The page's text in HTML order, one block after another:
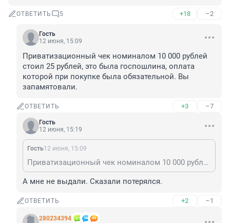
ОТВЕТИТЬ 5 +18 –2
Гость
12 июня, 15:09
Приватизационный чек номиналом 10 000 рублей
стоил 25 рублей, это была госпошлина, оплата
которой при покупке была обязательной. Вы
запамятовали.
ОТВЕТИТЬ +3 –7
Гость
12 июня, 15:19
Гость12 июня, 15:09
Приватизационный чек номиналом 10 000 рублей стоил 25 рублей, это была госпошлина, оплата которой при покупке была обязательной. Вы запамятовали.
А мне не выдали. Сказали потерялся.
ОТВЕТИТЬ +2 –1
280234394